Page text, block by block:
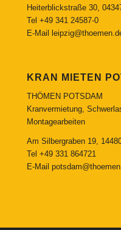
Heiterblickstraße 30,
Tel +49 341 24587-0
E-Mail
KRAN MIETEN
THÖMEN POTSDAM
Kranvermietung,
Montagearbeiten
Am Silbergraben 19,
Tel +49 331 864721
E-Mail